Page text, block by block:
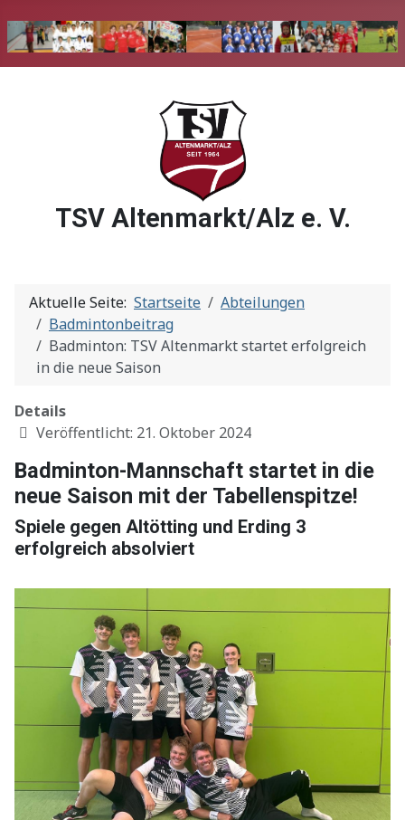
TSV Altenmarkt/Alz e. V.
Aktuelle Seite: Startseite
Abteilungen
Badmintonbeitrag
Badminton: TSV Altenmarkt startet erfolgreich
in die neue Saison
Details
Veröffentlicht: 21. Oktober 2024
Badminton-Mannschaft startet in die
neue Saison mit der Tabellenspitze!
Spiele gegen Altötting und Erding 3
erfolgreich absolviert